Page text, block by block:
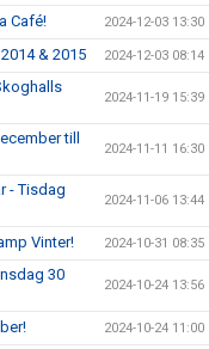
Café! 2024-12-03 13:30
& 2015 2024-12-03 08:14
2024-11-19 15:39
till
2024-11-11 16:30
- Tisdag
2024-11-06 13:44
Vinter! 2024-10-31 08:35
30
2024-10-24 13:56
2024-10-24 11:00